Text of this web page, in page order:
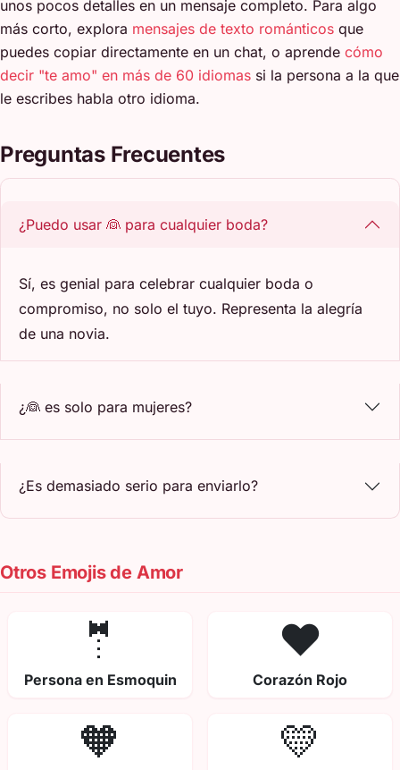
unos pocos detalles en un mensaje completo. Para algo
más corto, explora mensajes de texto románticos que
puedes copiar directamente en un chat, o aprende cómo
decir "te amo" en más de 60 idiomas si la persona a la que
le escribes habla otro idioma.
Preguntas Frecuentes
¿Puedo usar 👰 para cualquier boda?
Sí, es genial para celebrar cualquier boda o
compromiso, no solo el tuyo. Representa la alegría
de una novia.
¿👰 es solo para mujeres?
¿Es demasiado serio para enviarlo?
Otros Emojis de Amor
🤵
Persona en Esmoquin
❤️
Corazón Rojo
🧡 💛